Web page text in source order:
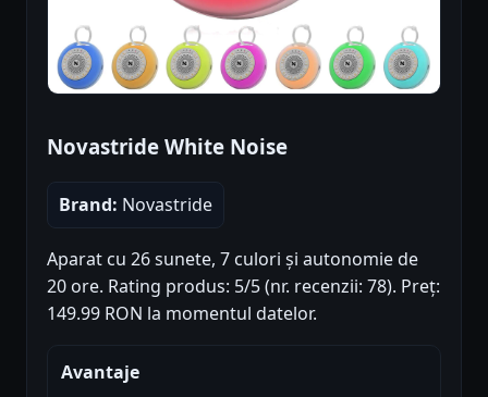
Novastride White Noise
Brand: Novastride
Aparat cu 26 sunete, 7 culori și autonomie de
20 ore. Rating produs: 5/5 (nr. recenzii: 78). Preț:
149.99 RON la momentul datelor.
Avantaje